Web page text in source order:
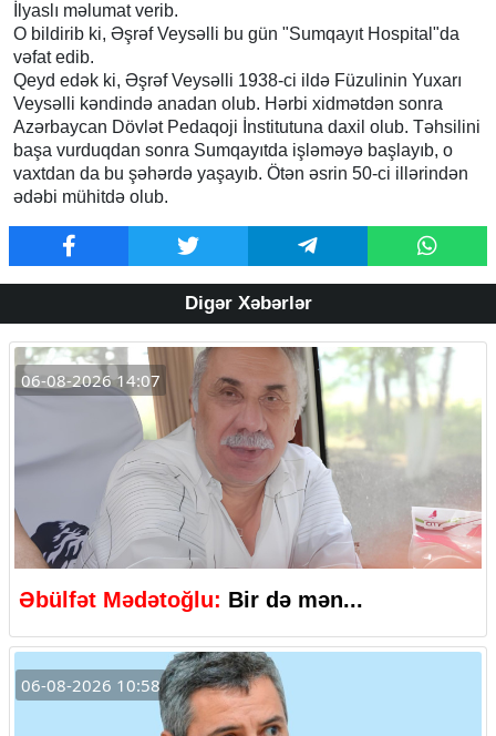
İlyaslı məlumat verib.
O bildirib ki, Əşrəf Veysəlli bu gün "Sumqayıt Hospital"da
vəfat edib.
Qeyd edək ki, Əşrəf Veysəlli 1938-ci ildə Füzulinin Yuxarı
Veysəlli kəndində anadan olub. Hərbi xidmətdən sonra
Azərbaycan Dövlət Pedaqoji İnstitutuna daxil olub. Təhsilini
başa vurduqdan sonra Sumqayıtda işləməyə başlayıb, o
vaxtdan da bu şəhərdə yaşayıb. Ötən əsrin 50-ci illərindən
ədəbi mühitdə olub.
Digər Xəbərlər
06-08-2026 14:07
Əbülfət Mədətoğlu: Bir də mən...
06-08-2026 10:58